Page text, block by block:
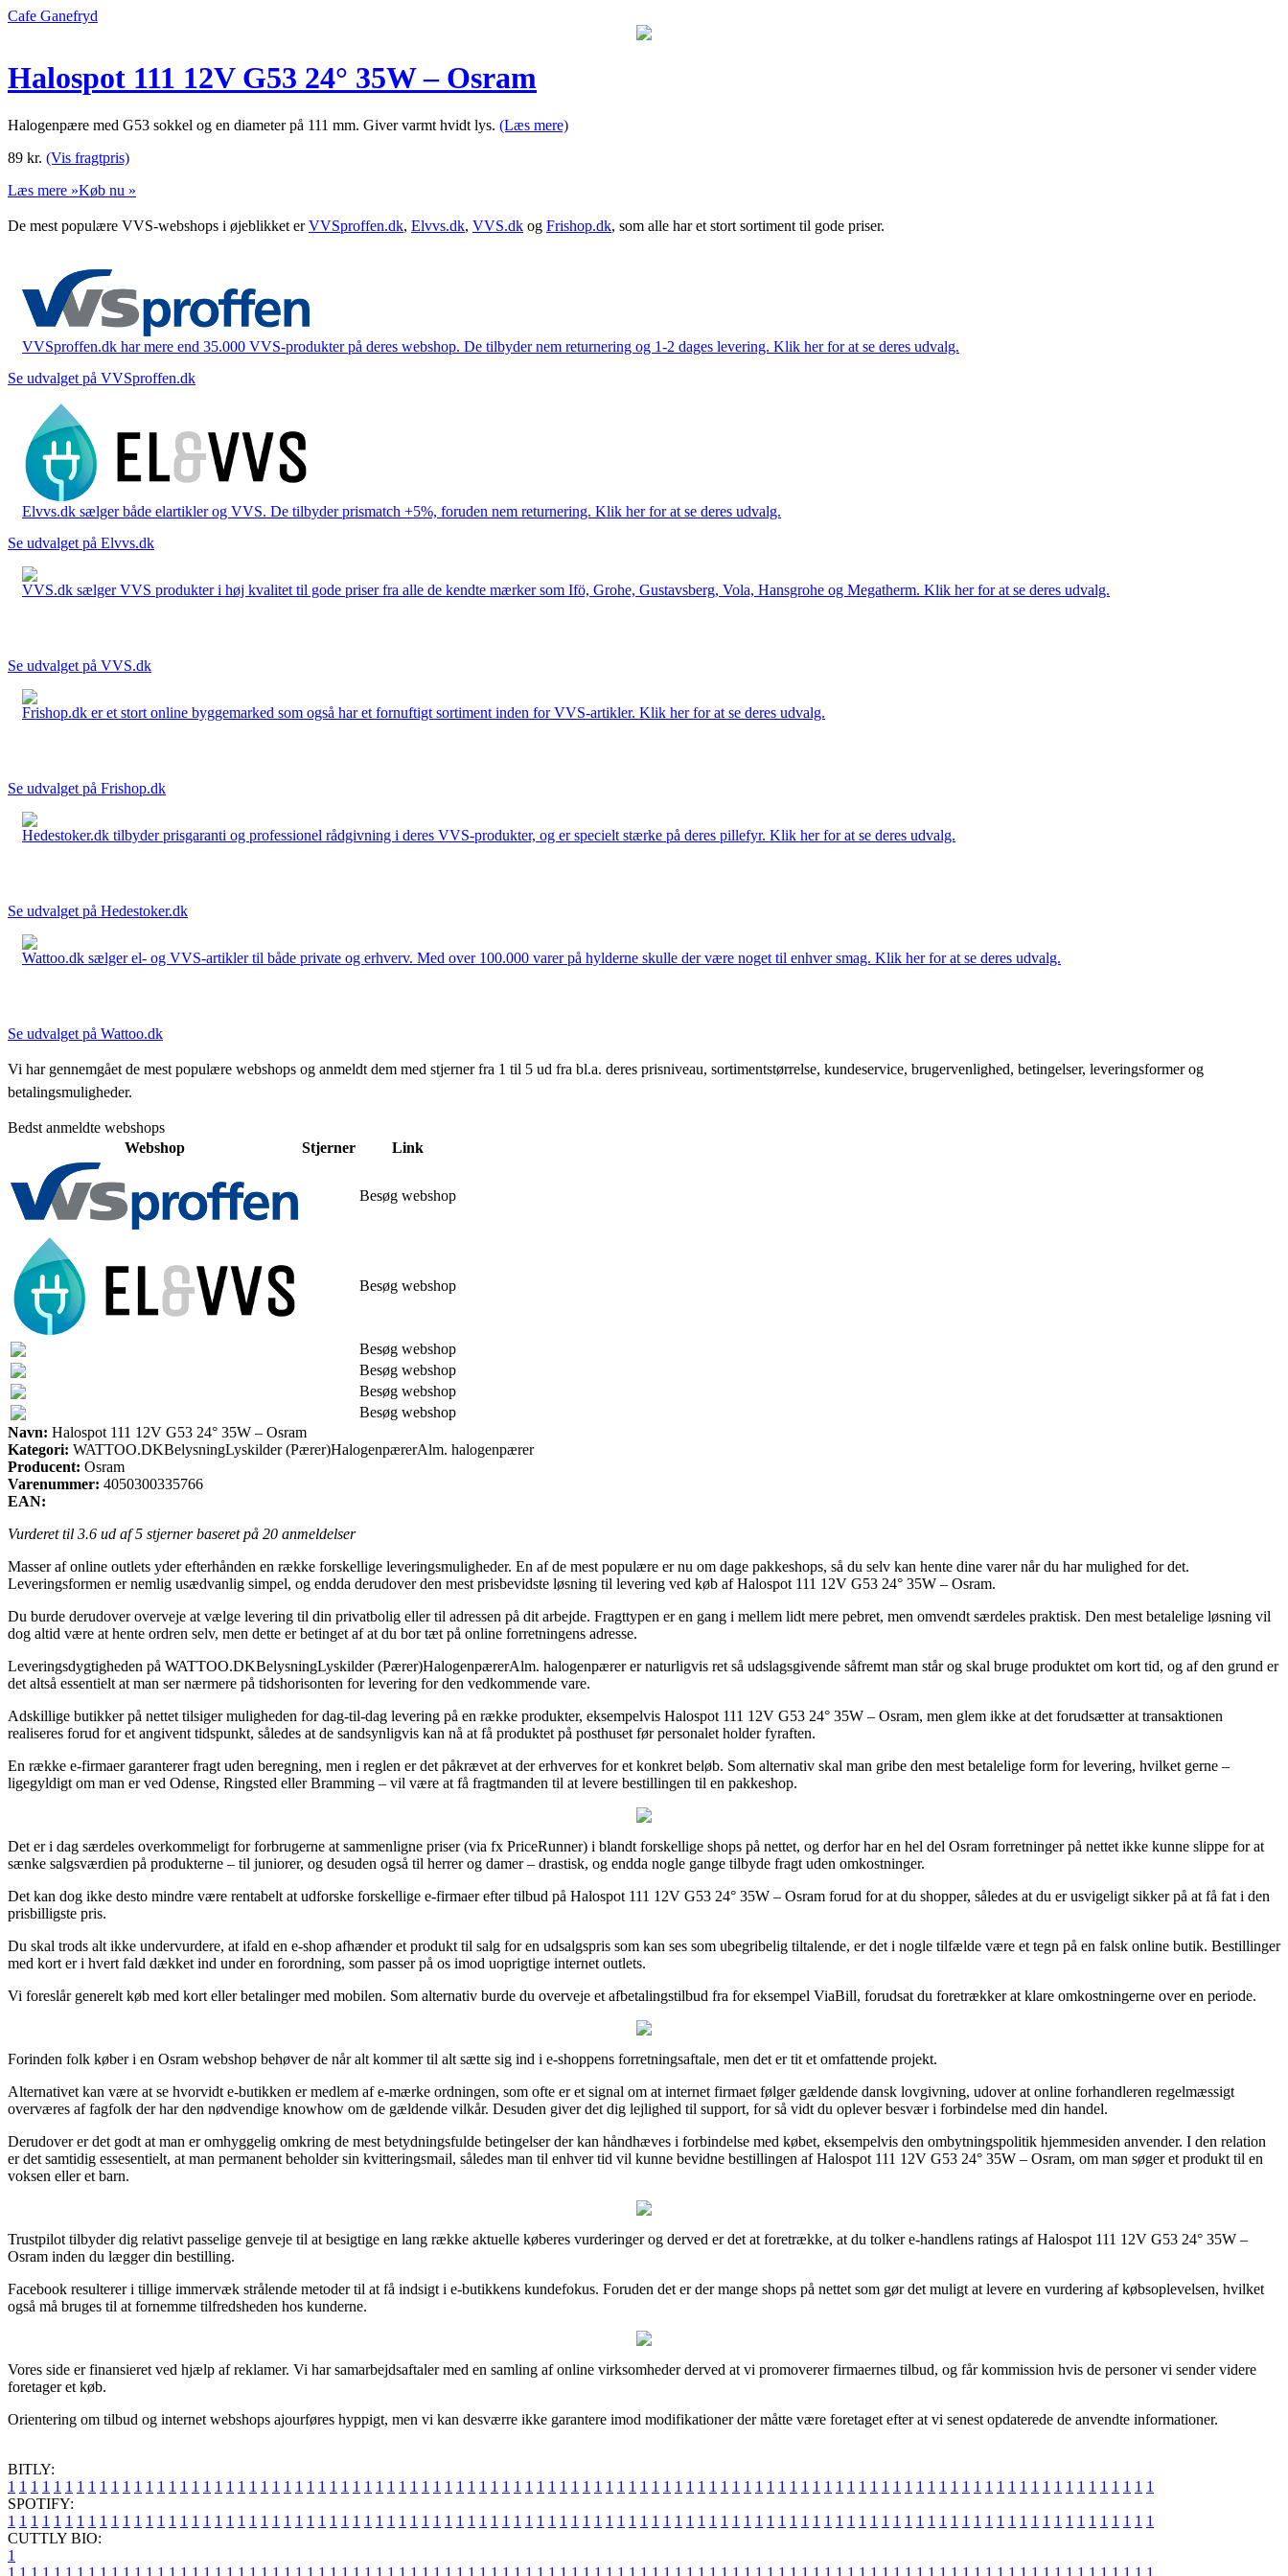
Cafe Ganefryd
Halospot 111 12V G53 24° 35W – Osram
Halogenpære med G53 sokkel og en diameter på 111 mm. Giver varmt hvidt lys. (Læs mere)
89 kr. (Vis fragtpris)
Læs mere »Køb nu »
De mest populære VVS-webshops i øjeblikket erVVSproffen.dk, Elvvs.dk, VVS.dk og Frishop.dk, som alle har et stort sortiment til gode priser.
VVSproffen.dk har mere end 35.000 VVS-produkter på deres webshop. De tilbyder nem returnering og 1-2 dages levering. Klik her for at se deres udvalg.
Se udvalget på VVSproffen.dk
Elvvs.dk sælger både elartikler og VVS. De tilbyder prismatch +5%, foruden nem returnering. Klik her for at se deres udvalg.
Se udvalget på Elvvs.dk
VVS.dk sælger VVS produkter i høj kvalitet til gode priser fra alle de kendte mærker som Ifö, Grohe, Gustavsberg, Vola, Hansgrohe og Megatherm. Klik her for at se deres udvalg.
Se udvalget på VVS.dk
Frishop.dk er et stort online byggemarked som også har et fornuftigt sortiment inden for VVS-artikler. Klik her for at se deres udvalg.
Se udvalget på Frishop.dk
Hedestoker.dk tilbyder prisgaranti og professionel rådgivning i deres VVS-produkter, og er specielt stærke på deres pillefyr. Klik her for at se deres udvalg.
Se udvalget på Hedestoker.dk
Wattoo.dk sælger el- og VVS-artikler til både private og erhverv. Med over 100.000 varer på hylderne skulle der være noget til enhver smag. Klik her for at se deres udvalg.
Se udvalget på Wattoo.dk
Vi har gennemgået de mest populære webshops og anmeldt dem med stjerner fra 1 til 5 ud fra bl.a. deres prisniveau, sortimentstørrelse, kundeservice, brugervenlighed, betingelser, leveringsformer og
betalingsmuligheder.
Bedst anmeldte webshops
Webshop
Stjerner Link
Besøg webshop
Besøg webshop
Besøg webshop
Besøg webshop
Besøg webshop
Besøg webshop
Navn: Halospot 111 12V G53 24° 35W – Osram
Kategori: WATTOO.DKBelysningLyskilder (Pærer)HalogenpærerAlm. halogenpærer
Producent: Osram
Varenummer: 4050300335766
EAN:
Vurderet til 3.6 ud af 5 stjerner baseret på 20 anmeldelser
Masser af online outlets yder efterhånden en række forskellige leveringsmuligheder. En af de mest populære er nu om dage pakkeshops, så du selv kan hente dine varer når du har mulighed for det.
Leveringsformen er nemlig usædvanlig simpel, og endda derudover den mest prisbevidste løsning til levering ved køb af Halospot 111 12V G53 24° 35W – Osram.
Du burde derudover overveje at vælge levering til din privatbolig eller til adressen på dit arbejde. Fragttypen er en gang i mellem lidt mere pebret, men omvendt særdeles praktisk. Den mest betalelige løsning vil
dog altid være at hente ordren selv, men dette er betinget af at du bor tæt på online forretningens adresse.
Leveringsdygtigheden på WATTOO.DKBelysningLyskilder (Pærer)HalogenpærerAlm. halogenpærer er naturligvis ret så udslagsgivende såfremt man står og skal bruge produktet om kort tid, og af den grund er
det altså essentielt at man ser nærmere på tidshorisonten for levering for den vedkommende vare.
Adskillige butikker på nettet tilsiger muligheden for dag-til-dag levering på en række produkter, eksempelvis Halospot 111 12V G53 24° 35W – Osram, men glem ikke at det forudsætter at transaktionen
realiseres forud for et angivent tidspunkt, således at de sandsynligvis kan nå at få produktet på posthuset før personalet holder fyraften.
En række e-firmaer garanterer fragt uden beregning, men i reglen er det påkrævet at der erhverves for et konkret beløb. Som alternativ skal man gribe den mest betalelige form for levering, hvilket gerne –
ligegyldigt om man er ved Odense, Ringsted eller Bramming – vil være at få fragtmanden til at levere bestillingen til en pakkeshop.
Det er i dag særdeles overkommeligt for forbrugerne at sammenligne priser (via fx PriceRunner) i blandt forskellige shops på nettet, og derfor har en hel del Osram forretninger på nettet ikke kunne slippe for at
sænke salgsværdien på produkterne – til juniorer, og desuden også til herrer og damer – drastisk, og endda nogle gange tilbyde fragt uden omkostninger.
Det kan dog ikke desto mindre være rentabelt at udforske forskellige e-firmaer efter tilbud på Halospot 111 12V G53 24° 35W – Osram forud for at du shopper, således at du er usvigeligt sikker på at få fat i den
prisbilligste pris.
Du skal trods alt ikke undervurdere, at ifald en e-shop afhænder et produkt til salg for en udsalgspris som kan ses som ubegribelig tiltalende, er det i nogle tilfælde være et tegn på en falsk online butik. Bestillinger
med kort er i hvert fald dækket ind under en forordning, som passer på os imod uoprigtige internet outlets.
Vi foreslår generelt køb med kort eller betalinger med mobilen. Som alternativ burde du overveje et afbetalingstilbud fra for eksempel ViaBill, forudsat du foretrækker at klare omkostningerne over en periode.
Forinden folk køber i en Osram webshop behøver de når alt kommer til alt sætte sig ind i e-shoppens forretningsaftale, men det er tit et omfattende projekt.
Alternativet kan være at se hvorvidt e-butikken er medlem af e-mærke ordningen, som ofte er et signal om at internet firmaet følger gældende dansk lovgivning, udover at online forhandleren regelmæssigt
overværes af fagfolk der har den nødvendige knowhow om de gældende vilkår. Desuden giver det dig lejlighed til support, for så vidt du oplever besvær i forbindelse med din handel.
Derudover er det godt at man er omhyggelig omkring de mest betydningsfulde betingelser der kan håndhæves i forbindelse med købet, eksempelvis den ombytningspolitik hjemmesiden anvender. I den relation
er det samtidig essesentielt, at man permanent beholder sin kvitteringsmail, således man til enhver tid vil kunne bevidne bestillingen af Halospot 111 12V G53 24° 35W – Osram, om man søger et produkt til en
voksen eller et barn.
Trustpilot tilbyder dig relativt passelige genveje til at besigtige en lang række aktuelle køberes vurderinger og derved er det at foretrække, at du tolker e-handlens ratings af Halospot 111 12V G53 24° 35W –
Osram inden du lægger din bestilling.
Facebook resulterer i tillige immervæk strålende metoder til at få indsigt i e-butikkens kundefokus. Foruden det er der mange shops på nettet som gør det muligt at levere en vurdering af købsoplevelsen, hvilket
også må bruges til at fornemme tilfredsheden hos kunderne.
Vores side er finansieret ved hjælp af reklamer. Vi har samarbejdsaftaler med en samling af online virksomheder derved at vi promoverer firmaernes tilbud, og får kommission hvis de personer vi sender videre
foretager et køb.
Orientering om tilbud og internet webshops ajourføres hyppigt, men vi kan desværre ikke garantere imod modifikationer der måtte være foretaget efter at vi senest opdaterede de anvendte informationer.
BITLY:
1 1 1 1 1 1 1 1 1 1 1 1 1 1 1 1 1 1 1 1 1 1 1 1 1 1 1 1 1 1 1 1 1 1 1 1 1 1 1 1 1 1 1 1 1 1 1 1 1 1 1 1 1 1 1 1 1 1 1 1 1 1 1 1 1 1 1 1 1 1 1 1 1 1 1 1 1 1 1 1 1 1 1 1 1 1 1 1 1 1 1 1 1 1 1 1 1 1 1 1
SPOTIFY:
1 1 1 1 1 1 1 1 1 1 1 1 1 1 1 1 1 1 1 1 1 1 1 1 1 1 1 1 1 1 1 1 1 1 1 1 1 1 1 1 1 1 1 1 1 1 1 1 1 1 1 1 1 1 1 1 1 1 1 1 1 1 1 1 1 1 1 1 1 1 1 1 1 1 1 1 1 1 1 1 1 1 1 1 1 1 1 1 1 1 1 1 1 1 1 1 1 1 1 1
CUTTLY BIO:
1
1 1 1 1 1 1 1 1 1 1 1 1 1 1 1 1 1 1 1 1 1 1 1 1 1 1 1 1 1 1 1 1 1 1 1 1 1 1 1 1 1 1 1 1 1 1 1 1 1 1 1 1 1 1 1 1 1 1 1 1 1 1 1 1 1 1 1 1 1 1 1 1 1 1 1 1 1 1 1 1 1 1 1 1 1 1 1 1 1 1 1 1 1 1 1 1 1 1 1 1